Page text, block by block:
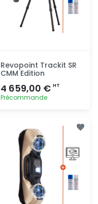
Revopoint Trackit SR
CMM Edition
4 659,00 €HT
Précommande
rapide